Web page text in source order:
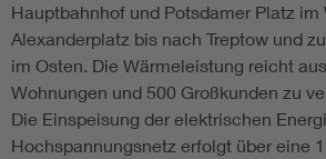
Hauptbahnhof und Potsdamer Platz im
Alexanderplatz bis nach Treptow und
im Osten. Die Wärmeleistung reicht
Wohnungen und 500 Großkunden zu
Die Einspeisung der elektrischen
Hochspannungsnetz erfolgt über eine